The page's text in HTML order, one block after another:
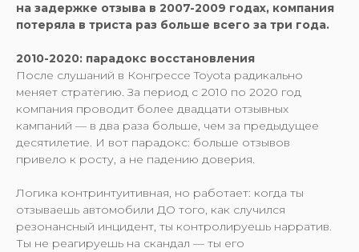
на задержке отзыва в 2007-2009 годах, компания
потеряла в триста раз больше всего за три года.
2010-2020: парадокс восстановления
После слушаний в Конгрессе Toyota радикально
меняет стратегию. За период с 2010 по 2020 год
компания проводит более двадцати отзывных
кампаний — в два раза больше, чем за предыдущее
десятилетие. И вот парадокс: больше отзывов
привело к росту, а не падению доверия.
Логика контринтуитивная, но работает: когда ты
отзываешь автомобили ДО того, как случился
резонансный инцидент, ты контролируешь нарратив.
Ты не реагируешь на скандал — ты его